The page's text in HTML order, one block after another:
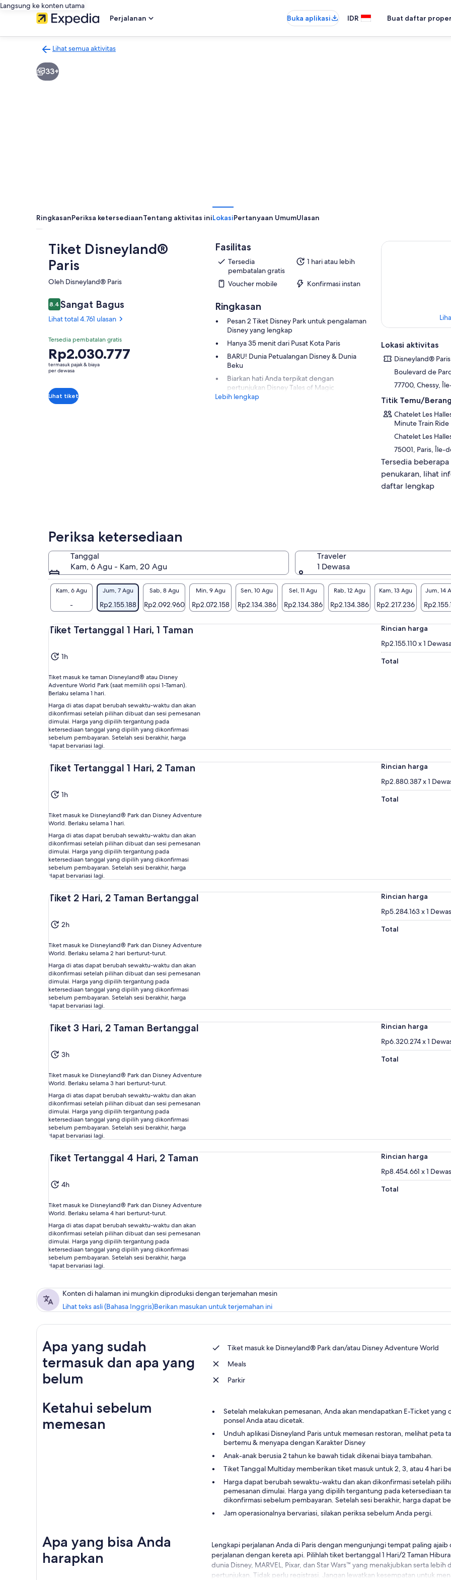
Langsung ke konten utama
Perjalanan
Buka aplikasi IDR Buat daftar
Lihat semua aktivitas
ke
halaman
33+
RingkasanPeriksa ketersediaanTentang aktivitas iniLokasiPertanyaan UmumUlasan
Tiket Disneyland®
Paris
Oleh Disneyland® Paris
8.48.4 dari 10
Sangat Bagus
Lihat total 4.761 ulasan
Tersedia pembatalan gratis
Harga
Rp2.030.777
per
Rp2.030.777
termasuk pajak & biaya
per dewasa
Lihat tiket
Fasilitas
Tersedia
pembatalan gratis
1 hari atau lebih
Voucher mobile Konfirmasi instan
Ringkasan
Pesan 2 Tiket Disney Park untuk pengalaman
Disney yang lengkap
Hanya 35 menit dari Pusat Kota Paris
BARU! Dunia Petualangan Disney & Dunia
Beku
Biarkan hati Anda terpikat dengan
pertunjukan Disney Tales of Magic
Lebih lengkap
Lokasi aktivitas
Disneyland® Paris
Boulevard de Parc
77700, Chessy,
Titik Temu/
Chatelet Les
Minute Train Ride
Chatelet Les
75001, Paris, Île-
Tersedia
penukaran, lihat
daftar lengkap
Periksa ketersediaan
Tanggal
Kam, 6 Agu - Kam, 20 Agu
Traveler
1 Dewasa
Kam, 6 Agu
-
Jum, 7 Agu
Rp2.155.188
Sab, 8 Agu
Rp2.092.960
Min, 9 Agu
Rp2.072.158
Sen, 10 Agu
Rp2.134.386
Sel, 11 Agu
Rp2.134.386
Rab, 12 Agu
Rp2.134.386
Kam, 13 Agu
Rp2.217.236
Jum, 14
Tiket Tertanggal 1 Hari, 1 Taman
1h
Tiket masuk ke taman Disneyland® atau Disney
Adventure World Park (saat memilih opsi 1-Taman).
Berlaku selama 1 hari.
Harga di atas dapat berubah sewaktu-waktu dan akan
dikonfirmasi setelah pilihan dibuat dan sesi pemesanan
dimulai. Harga yang dipilih tergantung pada
ketersediaan tanggal yang dipilih yang dikonfirmasi
sebelum pembayaran. Setelah sesi berakhir, harga
dapat bervariasi lagi.
Rincian harga
Rp2.155.110 x 1
Total
Tiket Tertanggal 1 Hari, 2 Taman
1h
Tiket masuk ke Disneyland® Park dan Disney Adventure
World. Berlaku selama 1 hari.
Harga di atas dapat berubah sewaktu-waktu dan akan
dikonfirmasi setelah pilihan dibuat dan sesi pemesanan
dimulai. Harga yang dipilih tergantung pada
ketersediaan tanggal yang dipilih yang dikonfirmasi
sebelum pembayaran. Setelah sesi berakhir, harga
dapat bervariasi lagi.
Rincian harga
Rp2.880.387 x 1
Total
Tiket 2 Hari, 2 Taman Bertanggal
2h
Tiket masuk ke Disneyland® Park dan Disney Adventure
World. Berlaku selama 2 hari berturut-turut.
Harga di atas dapat berubah sewaktu-waktu dan akan
dikonfirmasi setelah pilihan dibuat dan sesi pemesanan
dimulai. Harga yang dipilih tergantung pada
ketersediaan tanggal yang dipilih yang dikonfirmasi
sebelum pembayaran. Setelah sesi berakhir, harga
dapat bervariasi lagi.
Rincian harga
Rp5.284.163 x 1
Total
Tiket 3 Hari, 2 Taman Bertanggal
3h
Tiket masuk ke Disneyland® Park dan Disney Adventure
World. Berlaku selama 3 hari berturut-turut.
Harga di atas dapat berubah sewaktu-waktu dan akan
dikonfirmasi setelah pilihan dibuat dan sesi pemesanan
dimulai. Harga yang dipilih tergantung pada
ketersediaan tanggal yang dipilih yang dikonfirmasi
sebelum pembayaran. Setelah sesi berakhir, harga
dapat bervariasi lagi.
Rincian harga
Rp6.320.274 x 1
Total
Tiket Tertanggal 4 Hari, 2 Taman
4h
Tiket masuk ke Disneyland® Park dan Disney Adventure
World. Berlaku selama 4 hari berturut-turut.
Harga di atas dapat berubah sewaktu-waktu dan akan
dikonfirmasi setelah pilihan dibuat dan sesi pemesanan
dimulai. Harga yang dipilih tergantung pada
ketersediaan tanggal yang dipilih yang dikonfirmasi
sebelum pembayaran. Setelah sesi berakhir, harga
dapat bervariasi lagi.
Rincian harga
Rp8.454.661 x 1
Total
Konten di halaman ini mungkin diproduksi dengan terjemahan mesin
Lihat teks asli (Bahasa Inggris)Berikan masukan untuk terjemahan iniBuka
tab
Apa yang sudah
termasuk dan apa yang
belum
Tiket masuk ke Disneyland® Park dan/atau Disney Adventure World
Meals
Parkir
Ketahui sebelum
memesan
Setelah melakukan pemesanan, Anda akan mendapatkan E-Ticket
ponsel Anda atau dicetak.
Unduh aplikasi Disneyland Paris untuk memesan restoran, melihat peta
bertemu & menyapa dengan Karakter Disney
Anak-anak berusia 2 tahun ke bawah tidak dikenai biaya tambahan.
Tiket Tanggal Multiday memberikan tiket masuk untuk 2, 3, atau 4 hari
Harga dapat berubah sewaktu-waktu dan akan dikonfirmasi setelah
pemesanan dimulai. Harga yang dipilih tergantung pada ketersediaan
dikonfirmasi sebelum pembayaran. Setelah sesi berakhir, harga dapat
Jam operasionalnya bervariasi, silakan periksa sebelum Anda pergi.
Apa yang bisa Anda
harapkan
Lengkapi perjalanan Anda di Paris dengan mengunjungi tempat paling ajaib
perjalanan dengan kereta api. Pilihlah tiket bertanggal 1 Hari/2 Taman
dunia Disney, MARVEL, Pixar, dan Star Wars™ yang menakjubkan serta lebih
pertunjukan. Tidak perlu registrasi. Jangan lewatkan kesempatan untuk